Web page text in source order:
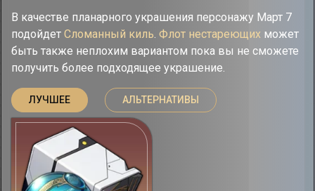
В качестве планарного украшения персонажу Март 7
подойдет Сломанный киль. Флот нестареющих может
быть также неплохим вариантом пока вы не сможете
получить более подходящее украшение.
ЛУЧШЕЕ АЛЬТЕРНАТИВЫ